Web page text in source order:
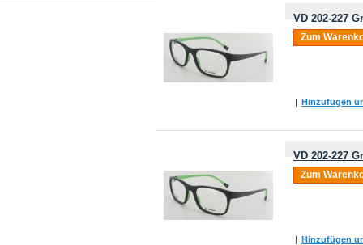
VD 202-227
Zum
| Hinzufügen
VD 202-227
Zum
| Hinzufügen